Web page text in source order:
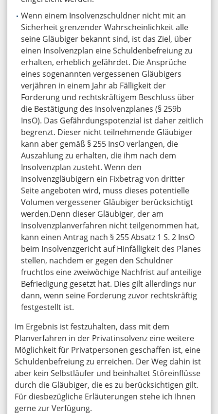
Wenn einem Insolvenzschuldner nicht mit an
Sicherheit grenzender Wahrscheinlichkeit alle
seine Gläubiger bekannt sind, ist das Ziel, über
einen Insolvenzplan eine Schuldenbefreiung zu
erhalten, erheblich gefährdet. Die Ansprüche
eines sogenannten vergessenen Gläubigers
verjähren in einem Jahr ab Fälligkeit der
Forderung und rechtskräftigem Beschluss über
die Bestätigung des Insolvenzplanes (§ 259b
InsO). Das Gefährdungspotenzial ist daher zeitlich
begrenzt. Dieser nicht teilnehmende Gläubiger
kann aber gemäß § 255 InsO verlangen, die
Auszahlung zu erhalten, die ihm nach dem
Insolvenzplan zusteht. Wenn den
Insolvenzgläubigern ein Fixbetrag von dritter
Seite angeboten wird, muss dieses potentielle
Volumen vergessener Gläubiger berücksichtigt
werden.Denn dieser Gläubiger, der am
Insolvenzplanverfahren nicht teilgenommen hat,
kann einen Antrag nach § 255 Absatz 1 S. 2 InsO
beim Insolvenzgericht auf Hinfälligkeit des Planes
stellen, nachdem er gegen den Schuldner
fruchtlos eine zweiwöchige Nachfrist auf anteilige
Befriedigung gesetzt hat. Dies gilt allerdings nur
dann, wenn seine Forderung zuvor rechtskräftig
festgestellt ist.
Im Ergebnis ist festzuhalten, dass mit dem
Planverfahren in der Privatinsolvenz eine weitere
Möglichkeit für Privatpersonen geschaffen ist, eine
Schuldenbefreiung zu erreichen. Der Weg dahin ist
aber kein Selbstläufer und beinhaltet Störeinflüsse
durch die Gläubiger, die es zu berücksichtigen gilt.
Für diesbezügliche Erläuterungen stehe ich Ihnen
gerne zur Verfügung.